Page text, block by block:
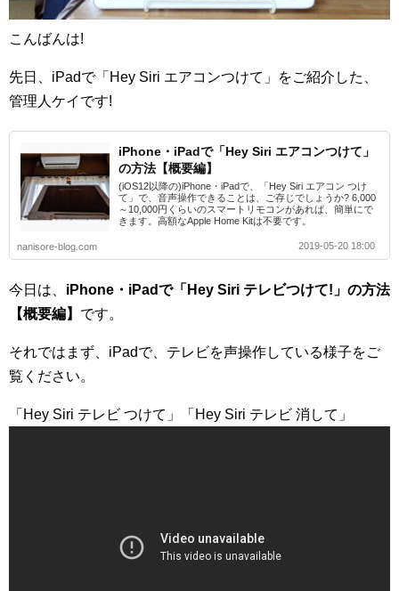
こんばんは!
先日、iPadで「Hey Siri エアコンつけて」をご紹介した、
管理人ケイです!
iPhone・iPadで「Hey Siri エアコンつけて」
の方法【概要編】
(iOS12以降の)iPhone・iPadで、「Hey Siri エアコン つけ
て」で、音声操作できることは、ご存じでしょうか? 6,000
～10,000円くらいのスマートリモコンがあれば、簡単にで
きます。高額なApple Home Kitは不要です。
nanisore-blog.com 2019-05-20 18:00
今日は、 iPhone・iPadで「Hey Siri テレビつけて!」の方法
【概要編】 です。
それではまず、iPadで、テレビを声操作している様子をご
覧ください。
「Hey Siri テレビ つけて」「Hey Siri テレビ 消して」